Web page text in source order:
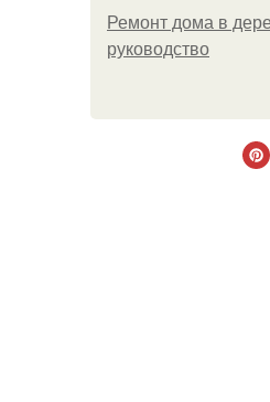
Ремонт дома в
руководство